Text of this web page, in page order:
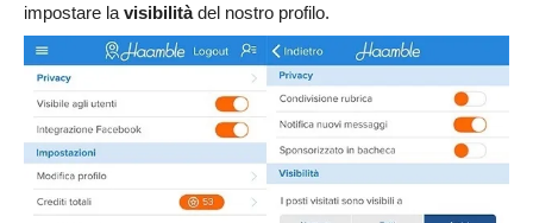
impostare la visibilitàdel nostro profilo.